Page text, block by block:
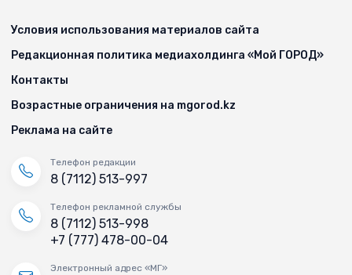
Условия использования материалов сайта
Редакционная политика медиахолдинга «Мой ГОРОД»
Контакты
Возрастные ограничения на mgorod.kz
Реклама на сайте
Телефон редакции
8 (7112) 513-997
Телефон рекламной службы
8 (7112) 513-998
+7 (777) 478-00-04
Электронный адрес «МГ»